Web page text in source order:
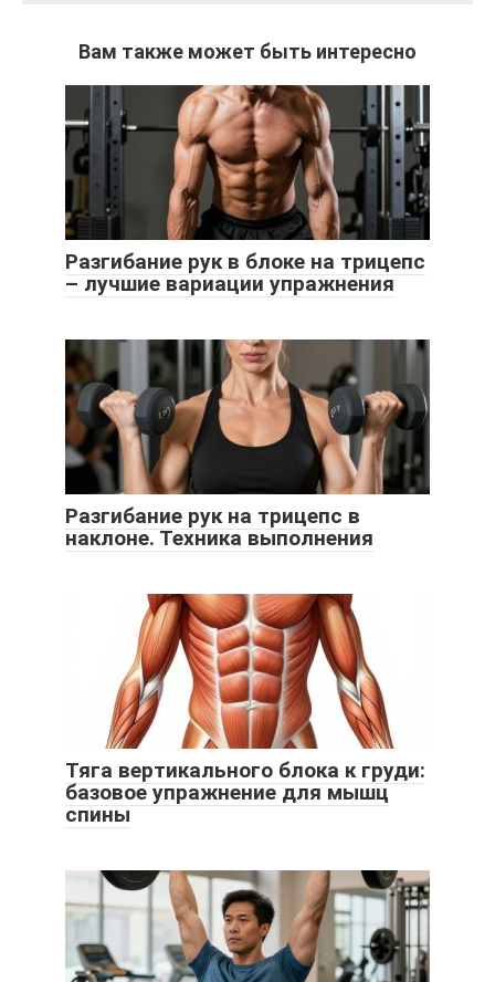
Вам также может быть интересно
Разгибание рук в блоке на трицепс
– лучшие вариации упражнения
Разгибание рук на трицепс в
наклоне. Техника выполнения
Тяга вертикального блока к груди:
базовое упражнение для мышц
спины